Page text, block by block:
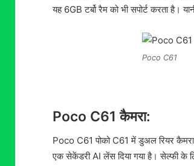
यह 6GB टर्बो रैम को भी सपोर्ट करता
Poco C61
Poco C61 कैमरा:
Poco C61 पोको C61 में डुअल रियर
एक सेकेंडरी AI लेंस दिया गया है। सेल्फी के